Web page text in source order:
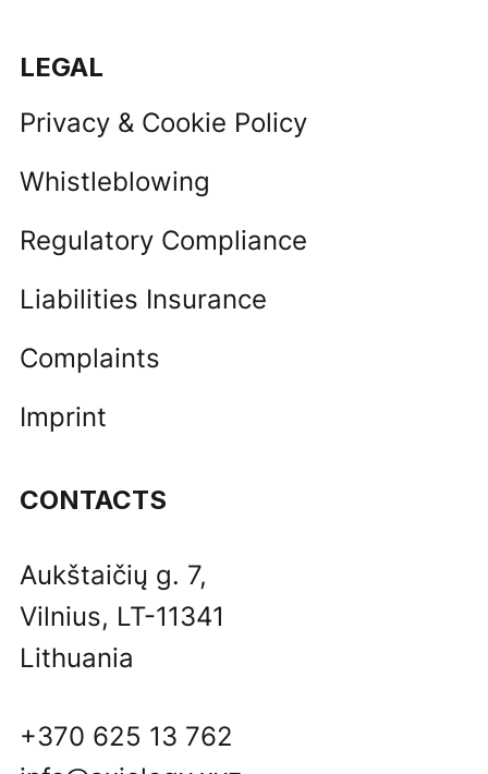
LEGAL
Privacy & Cookie Policy
Whistleblowing
Regulatory Compliance
Liabilities Insurance
Complaints
Imprint
CONTACTS
Aukštaičių g. 7,
Vilnius, LT-11341
Lithuania
+370 625 13 762